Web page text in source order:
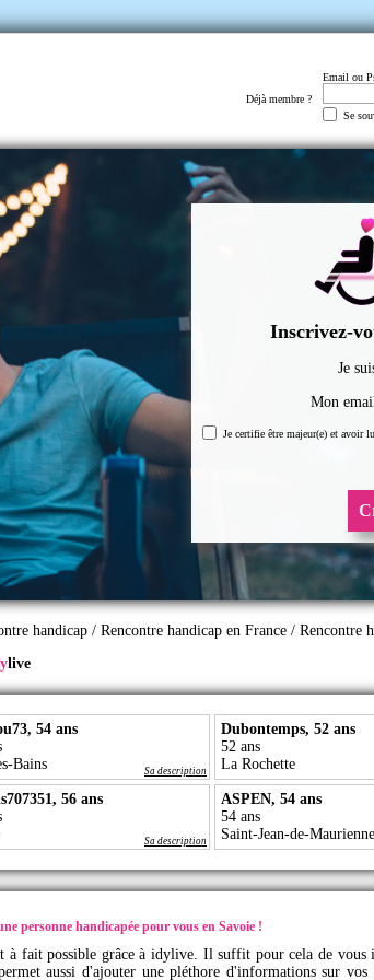
Déjà membre ?
Email ou
Se
Inscrivez-
Je
Mon
Je certifie être majeur(e) et avoir
handicap/ Rencontre handicap en France / Rencontre
live
54 ans
Bains
Sa description
Dubontemps, 52 ans
52 ans
La Rochette
56 ans
Sa description
ASPEN, 54 ans
54 ans
Saint-Jean-de-Maurienne
personne handicapée pour vous en Savoie !
à fait possible grâce à idylive. Il suffit pour cela de vous
aussi d'ajouter une pléthore d'informations sur